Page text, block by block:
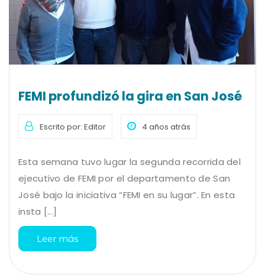
FEMI profundizó la gira en San José
Escrito por: Editor 4 años atrás
Esta semana tuvo lugar la segunda recorrida del
ejecutivo de FEMI por el departamento de San
José bajo la iniciativa “FEMI en su lugar”. En esta
insta [...]
Leer más